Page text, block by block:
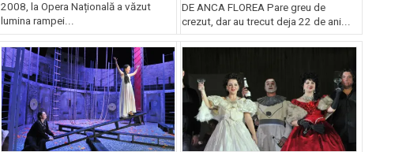
2008, la Opera Națională a văzut
lumina rampei...
DE ANCA FLOREA Pare greu de
crezut, dar au trecut deja 22 de ani...